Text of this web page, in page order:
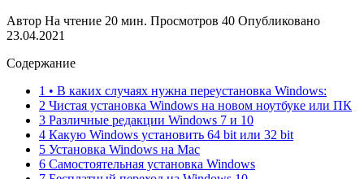
Автор На чтение 20 мин. Просмотров 40 Опубликовано
23.04.2021
Содержание
1 • В каких случаях нужна переустановка Windows:
2 Чистая установка Windows на новом ноутбуке или ПК
3 Различные редакции Windows 7 и 10
4 Какую Windows установить 64 bit или 32 bit
5 Установка Windows на Mac
6 Самостоятельная установка Windows